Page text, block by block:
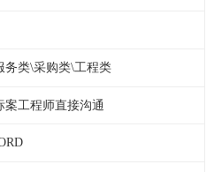
务类\采购类\工程类
案工程师直接沟通